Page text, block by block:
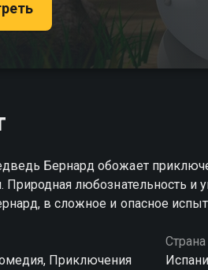
Бернард обожает
Природная любознательность
в сложное и опасное
Приключения
Страна